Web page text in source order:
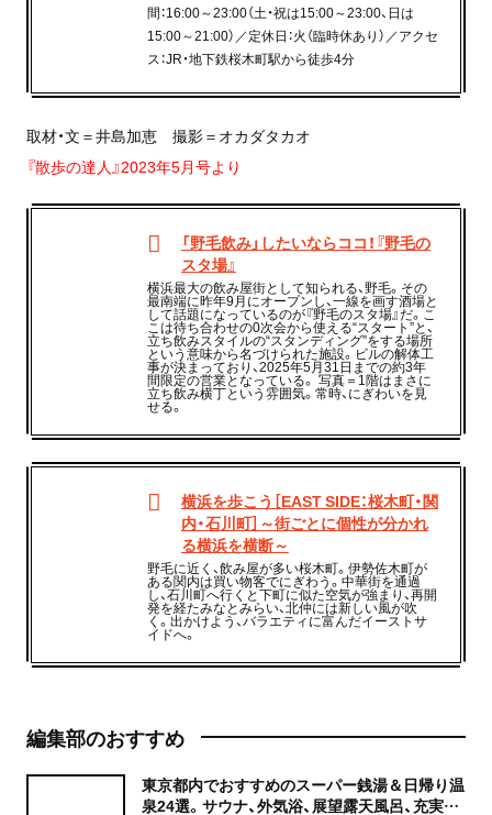
間：16:00～23:00（土・祝は15:00～23:00、日は
15:00～21:00）／定休日：火（臨時休あり）／アクセ
ス：JR・地下鉄桜木町駅から徒歩4分
取材・文＝井島加恵 撮影＝オカダタカオ
『散歩の達人』2023年5月号より
「野毛飲み」したいならココ！『野毛の
スタ場』
横浜最大の飲み屋街として知られる、野毛。その
最南端に昨年9月にオープンし、一線を画す酒場と
して話題になっているのが『野毛のスタ場』だ。こ
こは待ち合わせの0次会から使える“スタート”と、
立ち飲みスタイルの“スタンディング”をする場所
という意味から名づけられた施設。ビルの解体工
事が決まっており、2025年5月31日までの約3年
間限定の営業となっている。 写真＝1階はまさに
立ち飲み横丁という雰囲気。常時、にぎわいを見
せる。
横浜を歩こう［EAST SIDE：桜木町・関
内・石川町］～街ごとに個性が分かれ
る横浜を横断～
野毛に近く、飲み屋が多い桜木町。伊勢佐木町が
ある関内は買い物客でにぎわう。中華街を通過
し、石川町へ行くと下町に似た空気が強まり、再開
発を経たみなとみらい、北仲には新しい風が吹
く。出かけよう、バラエティに富んだイーストサ
イドへ。
編集部のおすすめ
東京都内でおすすめのスーパー銭湯＆日帰り温
泉24選。サウナ、外気浴、展望露天風呂、充実の